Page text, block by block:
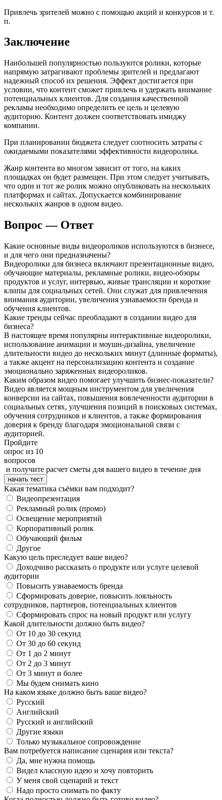
Привлечь зрителей можно с помощью акций и конкурсов и т.
п.
Заключение
Наибольшей популярностью пользуются ролики, которые
напрямую затрагивают проблемы зрителей и предлагают
надежный способ их решения. Эффект достигается при
условии, что контент сможет привлечь и удержать внимание
потенциальных клиентов. Для создания качественной
рекламы необходимо определить ее цель и целевую
аудиторию. Контент должен соответствовать имиджу
компании.
При планировании бюджета следует соотносить затраты с
ожидаемыми показателями эффективности видеоролика.
Жанр контента во многом зависит от того, на каких
площадках он будет размещен. При этом следует учитывать,
что один и тот же ролик можно опубликовать на нескольких
платформах и сайтах. Допускается комбинирование
нескольких жанров в одном видео.
Вопрос — Ответ
Какие основные виды видеороликов используются в бизнесе,
и для чего они предназначены?
Видеоролики для бизнеса включают презентационные видео,
обучающие материалы, рекламные ролики, видео-обзоры
продуктов и услуг, интервью, живые трансляции и короткие
клипы для социальных сетей. Они служат для привлечения
внимания аудитории, увеличения узнаваемости бренда и
обучения клиентов.
Какие тренды сейчас преобладают в создании видео для
бизнеса?
В настоящее время популярны интерактивные видеоролики,
использование анимации и моушн-дизайна, увеличение
длительности видео до нескольких минут (длинные форматы),
а также акцент на персонализацию контента и создание
эмоционально заряженных видеороликов.
Каким образом видео помогает улучшить бизнес-показатели?
Видео является мощным инструментом для увеличения
конверсии на сайтах, повышения вовлеченности аудитории в
социальных сетях, улучшения позиций в поисковых системах,
обучения сотрудников и клиентов, а также формирования
доверия к бренду благодаря эмоциональной связи с
аудиторией.
Пройдите
опрос из 10
вопросов
и получите расчет сметы для вашего видео в течение дня
начать тест
Какая тематика съёмки вам подходит?
Видеопрезентация
Рекламный ролик (промо)
Освещение мероприятий
Корпоративный ролик
Обучающий фильм
Другое
Какую цель преследует ваше видео?
Доходчиво рассказать о продукте или услуге целевой
аудитории
Повысить узнаваемость бренда
Сформировать доверие, повысить лояльность
сотрудников, партнеров, потенциальных клиентов
Сформировать спрос на новый продукт или услугу
Какой длительности должно быть видео?
От 10 до 30 секунд
От 30 до 60 секунд
От 1 до 2 минут
От 2 до 3 минут
От 3 минут и более
Мы будем снимать кино
На каком языке должно быть ваше видео?
Русский
Английский
Русский и английский
Другие языки
Только музыкальное сопровождение
Вам потребуется написание сценария или текста?
Да, мне нужна помощь
Видел классную идею и хочу повторить
У меня свой сценарий и текст
Надо просто снимать по факту